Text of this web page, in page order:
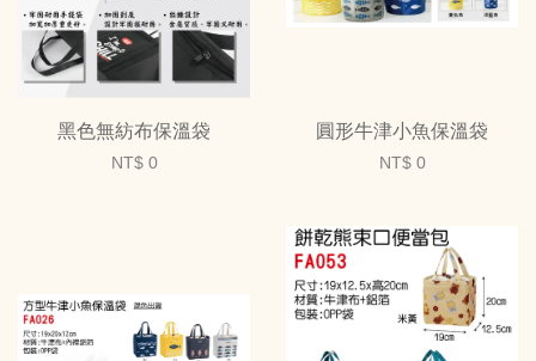
黑色無紡布保溫袋
NT$ 0
圓形牛津小魚保溫袋
NT$ 0